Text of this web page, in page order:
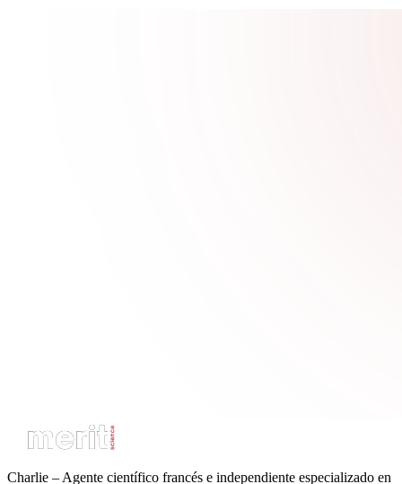
Charlie – Agente científico francés e independiente especializado en